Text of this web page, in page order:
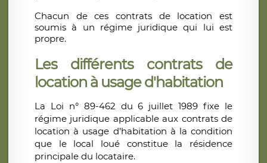
Chacun de ces contrats de location est
soumis à un régime juridique qui lui est
propre.
Les différents contrats de
location à usage d'habitation
La Loi n° 89-462 du 6 juillet 1989 fixe le
régime juridique applicable aux contrats de
location à usage d’habitation à la condition
que le local loué constitue la résidence
principale du locataire.